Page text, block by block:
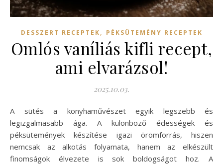
DESSZERT RECEPTEK, PÉKSÜTEMÉNY RECEPTEK
Omlós vaníliás kifli recept,
ami elvarázsol!
2025.10.03.
A sütés a konyhaművészet egyik legszebb és
legizgalmasabb ága. A különböző édességek és
péksütemények készítése igazi örömforrás, hiszen
nemcsak az alkotás folyamata, hanem az elkészült
finomságok élvezete is sok boldogságot hoz. A